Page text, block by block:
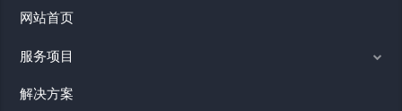
网站首页
服务项目
解决方案